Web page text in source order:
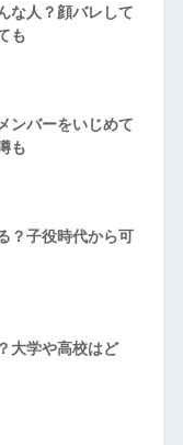
な人？顔バレして
も
ンバーをいじめて
も
？子役時代から可
大学や高校はど